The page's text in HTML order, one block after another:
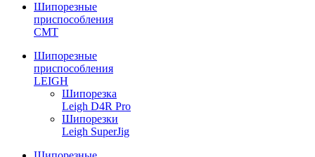
Шипорезные
приспособления
CMT
Шипорезные
приспособления
LEIGH
Шипорезка
Leigh D4R Pro
Шипорезки
Leigh SuperJig